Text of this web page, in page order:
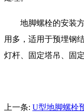
地脚螺栓的安装方
用多，适用于预埋钢
灯杆、固定塔吊、固
上一条: U型地脚螺栓